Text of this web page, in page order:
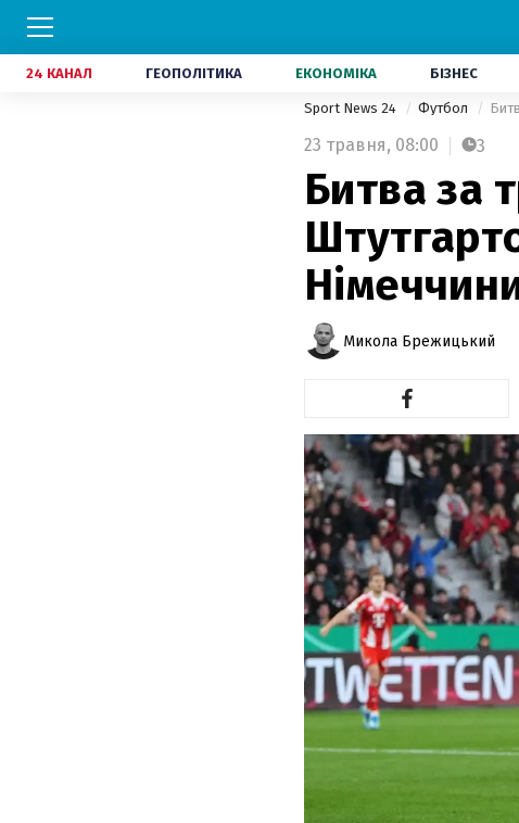
24 КАНАЛ ГЕОПОЛІТИКА ЕКОНОМІКА БІЗНЕС
Sport News 24 Футбол
23 травня, 08:00 3
Битва за
Микола Брежицький